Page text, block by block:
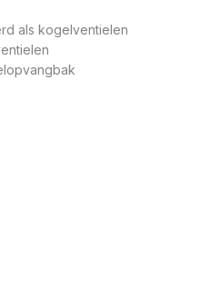
als kogelventielen